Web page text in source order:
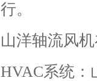
行。
山洋轴流风
HVAC系统：